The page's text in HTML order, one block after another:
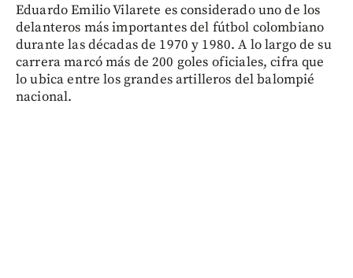
Eduardo Emilio Vilarete es considerado uno de los
delanteros más importantes del fútbol colombiano
durante las décadas de 1970 y 1980. A lo largo de su
carrera marcó más de 200 goles oficiales, cifra que
lo ubica entre los grandes artilleros del balompié
nacional.